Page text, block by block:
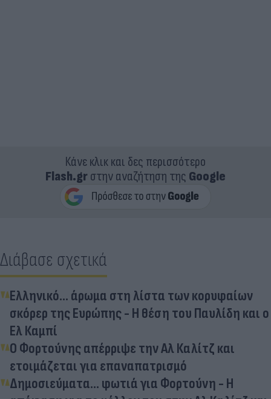
Κάνε κλικ και δες περισσότερο
Flash.grστην αναζήτηση της Google
Διάβασε σχετικά
Ελληνικό... άρωμα στη λίστα των κορυφαίων
σκόρερ της Ευρώπης - Η θέση του Παυλίδη και ο
Ελ Καμπί
Ο Φορτούνης απέρριψε την Αλ Καλίτζ και
ετοιμάζεται για επαναπατρισμό
Δημοσιεύματα... φωτιά για Φορτούνη - Η